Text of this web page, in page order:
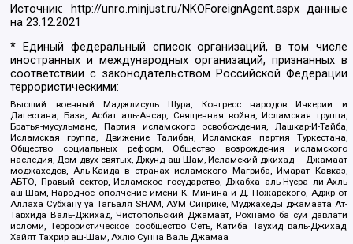
Источник: http://unro.minjust.ru/NKOForeignAgent.aspxданные
на23.12.2021
* Единый федеральный список организаций, в том числе
иностранных и международных организаций, признанных в
соответствии с законодательством Российской Федерации
террористическими:
Высший военный Маджлисуль Шура, Конгресс народов Ичкерии и
Дагестана, База, Асбат аль-Ансар, Священная война, Исламская группа,
Братья-мусульмане, Партия исламского освобождения, Лашкар-И-Тайба,
Исламская группа, Движение Талибан, Исламская партия Туркестана,
Общество социальных реформ, Общество возрождения исламского
наследия, Дом двух святых, Джунд аш-Шам, Исламский джихад – Джамаат
моджахедов, Аль-Каида в странах исламского Магриба, Имарат Кавказ,
АБТО, Правый сектор, Исламское государство, Джабха аль-Нусра ли-Ахль
аш-Шам, Народное ополчение имени К. Минина и Д. Пожарского, Аджр от
Аллаха Субхану уа Тагьаля SHAM, АУМ Синрике, Муджахеды джамаата Ат-
Тавхида Валь-Джихад, Чистопольский Джамаат, Рохнамо ба суи давлати
исломи, Террористическое сообщество Сеть, Катиба Таухид валь-Джихад,
Хайят Тахрир аш-Шам, Ахлю Сунна Валь Джамаа